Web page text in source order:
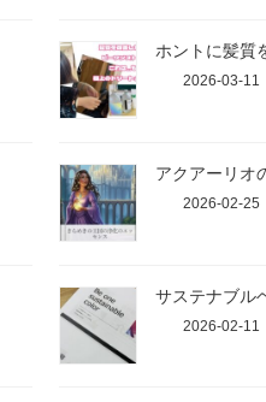
ホントに髪質
2026-03-11
アクアーリオ
2026-02-25
サステナブル
2026-02-11